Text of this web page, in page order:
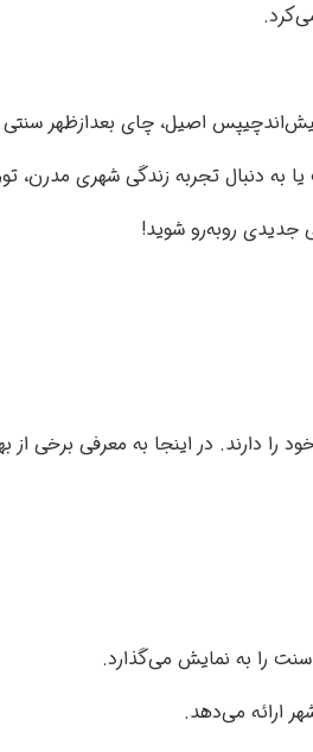
اصیل، چای بعدازظهر سنتی
به دنبال تجربه زندگی شهری
جدیدی روبه‌رو شوید!
دارند. در اینجا به معرفی برخی
را به نمایش می‌گذارد.